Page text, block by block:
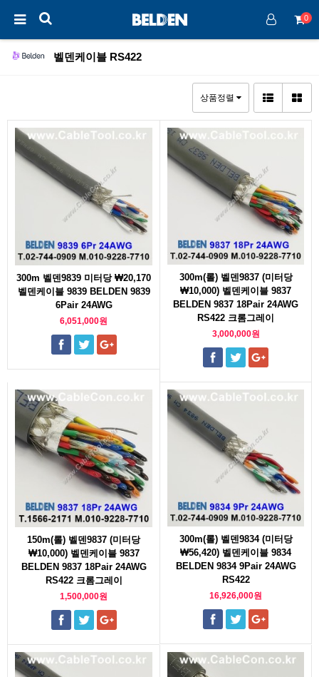
0
벨덴케이블 RS422
상품정렬
300m 벨덴9839 미터당 ₩20,170
벨덴케이블 9839 BELDEN 9839
6Pair 24AWG
6,051,000원
300m(롤) 벨덴9837 (미터당
₩10,000) 벨덴케이블 9837
BELDEN 9837 18Pair 24AWG
RS422 크롬그레이
3,000,000원
150m(롤) 벨덴9837 (미터당
₩10,000) 벨덴케이블 9837
BELDEN 9837 18Pair 24AWG
RS422 크롬그레이
1,500,000원
300m(롤) 벨덴9834 (미터당
₩56,420) 벨덴케이블 9834
BELDEN 9834 9Pair 24AWG
RS422
16,926,000원